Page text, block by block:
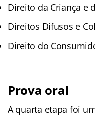
Direito da Criança e
Direitos Difusos e
Direito do
Prova oral
A quarta etapa foi